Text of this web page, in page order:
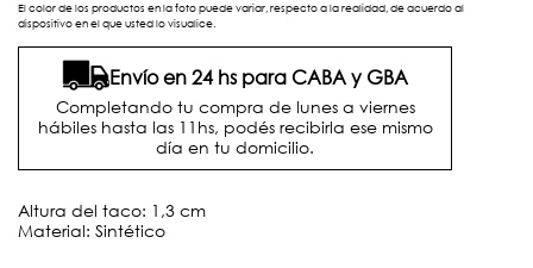
El color de los productos en la foto puede variar, respecto a la realidad, de acuerdo al
dispositivo en el que usted lo visualice.
Envío en 24 hs para CABA y GBA
Completando tu compra de lunes a viernes
hábiles hasta las 11hs, podés recibirla ese mismo
día en tu domicilio.
Altura del taco: 1,3 cm
Material: Sintético